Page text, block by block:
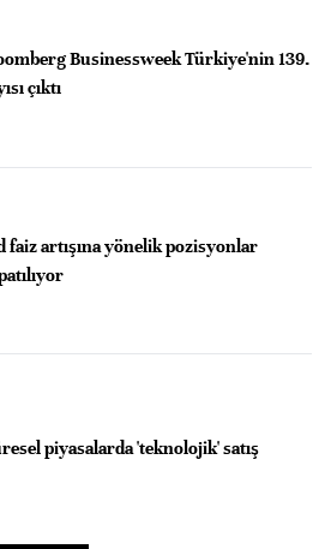
Businessweek Türkiye'nin 139.
çıktı
faiz artışına yönelik pozisyonlar
piyasalarda 'teknolojik' satış